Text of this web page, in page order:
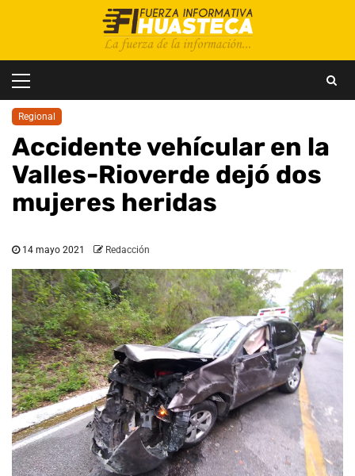
principal
Regional
Accidente vehícular en la
Valles-Rioverde dejó dos
mujeres heridas
14 mayo 2021 Redacción